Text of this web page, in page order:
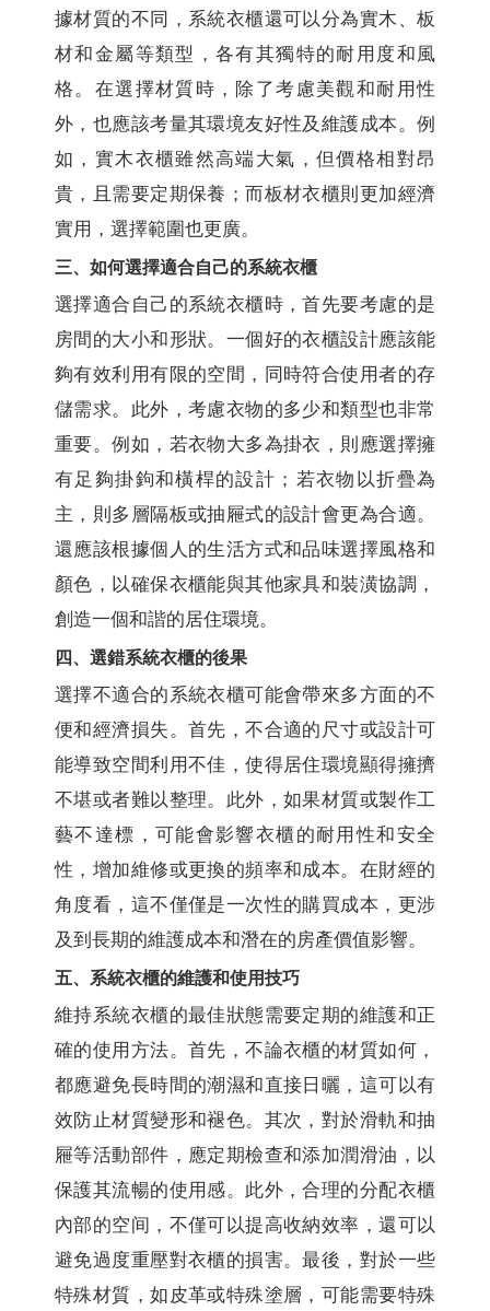
據材質的不同，系統衣櫃還可以分為實木、板
材和金屬等類型，各有其獨特的耐用度和風
格。在選擇材質時，除了考慮美觀和耐用性
外，也應該考量其環境友好性及維護成本。例
如，實木衣櫃雖然高端大氣，但價格相對昂
貴，且需要定期保養；而板材衣櫃則更加經濟
實用，選擇範圍也更廣。
三、如何選擇適合自己的系統衣櫃
選擇適合自己的系統衣櫃時，首先要考慮的是
房間的大小和形狀。一個好的衣櫃設計應該能
夠有效利用有限的空間，同時符合使用者的存
儲需求。此外，考慮衣物的多少和類型也非常
重要。例如，若衣物大多為掛衣，則應選擇擁
有足夠掛鉤和橫桿的設計；若衣物以折疊為
主，則多層隔板或抽屜式的設計會更為合適。
還應該根據個人的生活方式和品味選擇風格和
顏色，以確保衣櫃能與其他家具和裝潢協調，
創造一個和諧的居住環境。
四、選錯系統衣櫃的後果
選擇不適合的系統衣櫃可能會帶來多方面的不
便和經濟損失。首先，不合適的尺寸或設計可
能導致空間利用不佳，使得居住環境顯得擁擠
不堪或者難以整理。此外，如果材質或製作工
藝不達標，可能會影響衣櫃的耐用性和安全
性，增加維修或更換的頻率和成本。在財經的
角度看，這不僅僅是一次性的購買成本，更涉
及到長期的維護成本和潛在的房產價值影響。
五、系統衣櫃的維護和使用技巧
維持系統衣櫃的最佳狀態需要定期的維護和正
確的使用方法。首先，不論衣櫃的材質如何，
都應避免長時間的潮濕和直接日曬，這可以有
效防止材質變形和褪色。其次，對於滑軌和抽
屜等活動部件，應定期檢查和添加潤滑油，以
保護其流暢的使用感。此外，合理的分配衣櫃
內部的空间，不僅可以提高收納效率，還可以
避免過度重壓對衣櫃的損害。最後，對於一些
特殊材質，如皮革或特殊塗層，可能需要特殊